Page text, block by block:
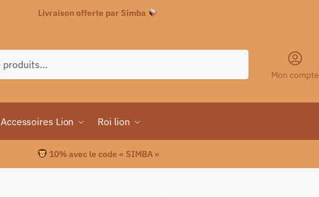
Livraison offerte par Simba
Mon compte
Accessoires Lion Roi lion
10% avec le code « SIMBA »